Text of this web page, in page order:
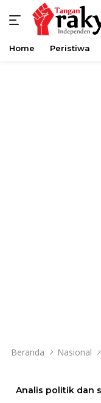
Langsung
Home Peristiwa
Beranda Nasional
Analis politik dan